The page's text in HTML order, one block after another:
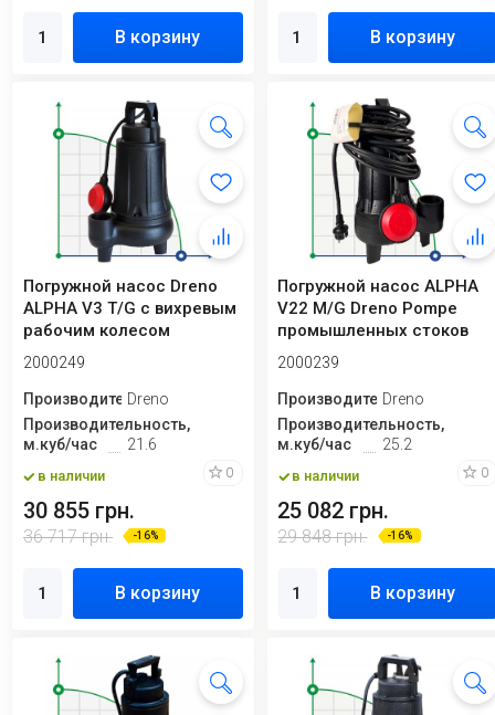
В корзину В корзину
Погружной насос Dreno
ALPHA V3 T/G с вихревым
рабочим колесом
2000249
ПроизводительDreno
Производительность,
м.куб/час
21.6
в наличии 0
30 855 грн.
36 717 грн. -16%
В корзину
Погружной насос ALPHA
V22 M/G Dreno Pompe
промышленных стоков
2000239
ПроизводительDreno
Производительность,
м.куб/час
25.2
в наличии 0
25 082 грн.
29 848 грн. -16%
В корзину